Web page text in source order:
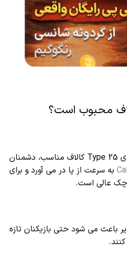
سلاح هاتو تقویت کن و تو هر نبرد،
کنترل نسبتا آسان باعث شده که
با نرخ آتش سریع و اتچمنت های Type 25 کالاف مناسب، دشمنان
به سرعت از پا در می آورد و برای
عالی است.
باعث می شود حتی بازیکنان تازه